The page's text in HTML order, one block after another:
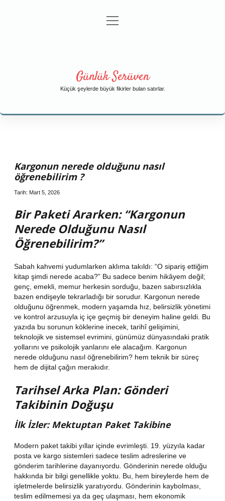
Gizlilik Politikası
menüyü
aç
Günlük Serüven
Küçük şeylerde büyük fikirler bulan satırlar.
Kargonun nerede olduğunu nasıl
öğrenebilirim ?
Tarih: Mart 5, 2026
Bir Paketi Ararken: “Kargonun
Nerede Olduğunu Nasıl
Öğrenebilirim?”
Sabah kahvemi yudumlarken aklıma takıldı: “O sipariş ettiğim
kitap şimdi nerede acaba?” Bu sadece benim hikâyem değil;
genç, emekli, memur herkesin sorduğu, bazen sabırsızlıkla
bazen endişeyle tekrarladığı bir sorudur. Kargonun nerede
olduğunu öğrenmek, modern yaşamda hız, belirsizlik yönetimi
ve kontrol arzusuyla iç içe geçmiş bir deneyim haline geldi. Bu
yazıda bu sorunun köklerine inecek, tarihî gelişimini,
teknolojik ve sistemsel evrimini, günümüz dünyasındaki pratik
yollarını ve psikolojik yanlarını ele alacağım. Kargonun
nerede olduğunu nasıl öğrenebilirim? hem teknik bir süreç
hem de dijital çağın merakıdır.
Tarihsel Arka Plan: Gönderi
Takibinin Doğuşu
İlk İzler: Mektuptan Paket Takibine
Modern paket takibi yıllar içinde evrimleşti. 19. yüzyıla kadar
posta ve kargo sistemleri sadece teslim adreslerine ve
gönderim tarihlerine dayanıyordu. Gönderinin nerede olduğu
hakkında bir bilgi genellikle yoktu. Bu, hem bireylerde hem de
işletmelerde belirsizlik yaratıyordu. Gönderinin kaybolması,
teslim edilmemesi ya da geç ulaşması, hem ekonomik